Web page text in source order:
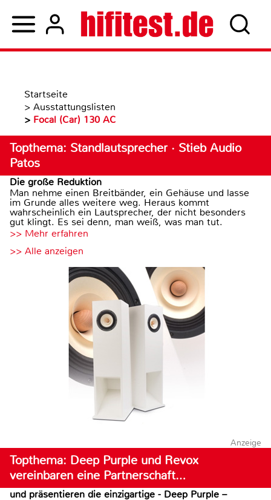
Startseite
> Ausstattungslisten
> Focal (Car) 130 AC
Topthema: Standlautsprecher · Stieb Audio
Patos
Die große Reduktion
Man nehme einen Breitbänder, ein Gehäuse und lasse
im Grunde alles weitere weg. Heraus kommt
wahrscheinlich ein Lautsprecher, der nicht besonders
gut klingt. Es sei denn, man weiß, was man tut.
>> Mehr erfahren
>> Alle anzeigen
Anzeige
Topthema: Deep Purple und Revox
vereinbaren eine Partnerschaft…
und präsentieren die einzigartige - Deep Purple –